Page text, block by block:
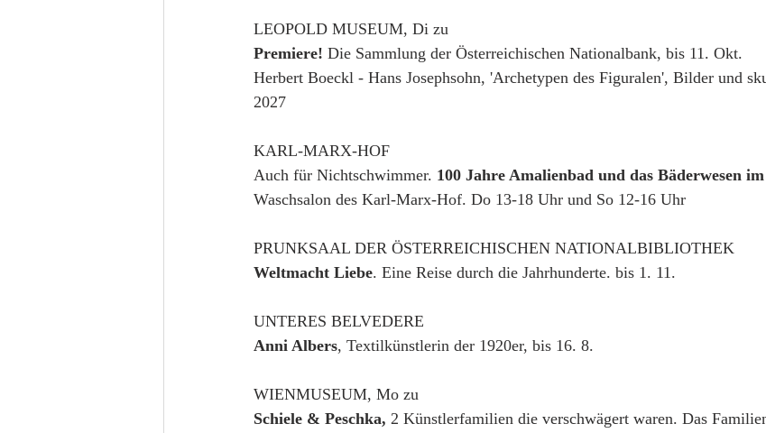
LEOPOLD MUSEUM, Di zu
Premiere! Die Sammlung der Österreichischen Nationalbank, bis 11. Okt.
Herbert Boeckl - Hans Josephsohn, 'Archetypen des Figuralen', Bilder und
2027
KARL-MARX-HOF
Auch für Nichtschwimmer. 100 Jahre Amalienbad und das Bäderwesen
Waschsalon des Karl-Marx-Hof. Do 13-18 Uhr und So 12-16 Uhr
PRUNKSAAL DER ÖSTERREICHISCHEN NATIONALBIBLIOTHEK
Weltmacht Liebe. Eine Reise durch die Jahrhunderte. bis 1. 11.
UNTERES BELVEDERE
Anni Albers, Textilkünstlerin der 1920er, bis 16. 8.
WIENMUSEUM, Mo zu
Schiele & Peschka, 2 Künstlerfamilien die verschwägert waren. Das